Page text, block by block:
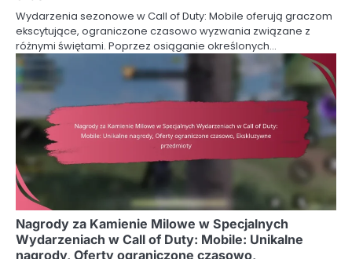
Wydarzenia sezonowe w Call of Duty: Mobile oferują graczom
ekscytujące, ograniczone czasowo wyzwania związane z
różnymi świętami. Poprzez osiąganie określonych…
Nagrody za Kamienie Milowe w Specjalnych
Wydarzeniach w Call of Duty: Mobile: Unikalne
nagrody, Oferty ograniczone czasowo,